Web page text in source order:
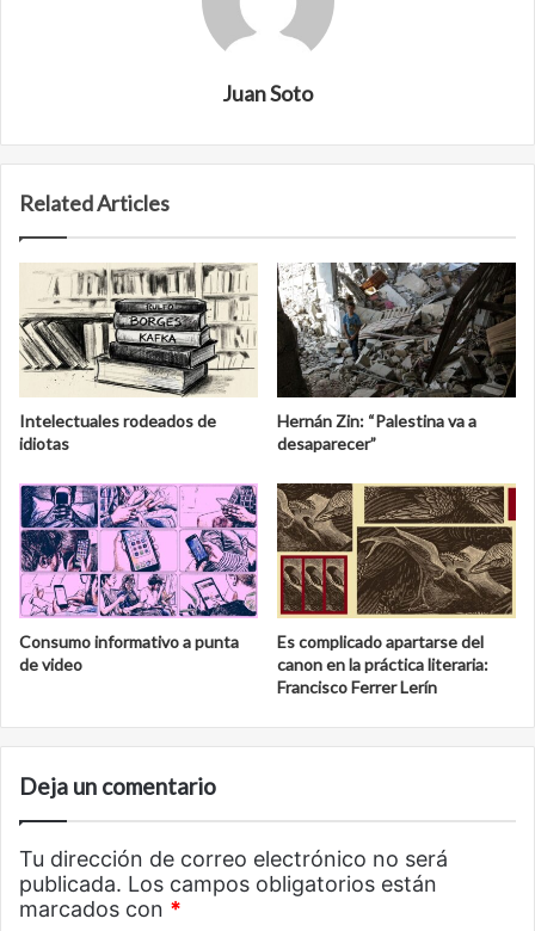
Juan Soto
Related Articles
Intelectuales rodeados de
idiotas
Hernán Zin: “Palestina va a
desaparecer”
Consumo informativo a punta
de video
Es complicado apartarse del
canon en la práctica literaria:
Francisco Ferrer Lerín
Deja un comentario
Tu dirección de correo electrónico no será
publicada. Los campos obligatorios están
marcados con *